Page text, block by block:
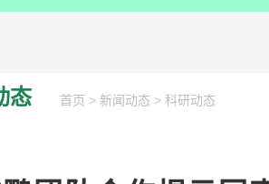
态 首页 > 新闻动态 > 科研动态